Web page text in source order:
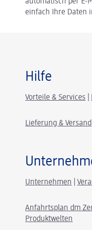
einfach Ihre Daten
Hilfe
Vorteile & Services
Lieferung & Versand
Unternehmen
Anfahrtsplan dm
Produktwelten